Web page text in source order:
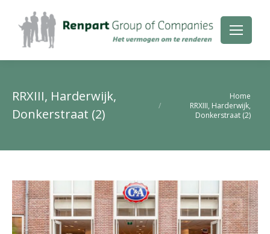
RRXIII, Harderwijk,
Donkerstraat (2)
Home
RRXIII, Harderwijk,
Donkerstraat (2)